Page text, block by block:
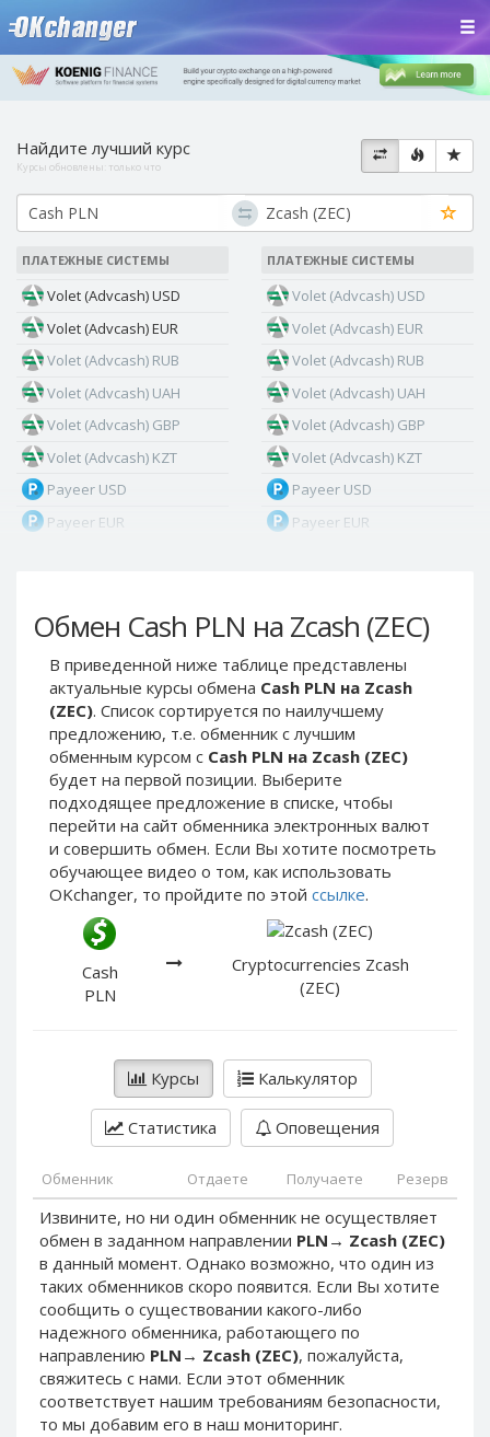
Обмен Cash PLN на Zcash (ZEC)
В приведенной ниже таблице представлены
актуальные курсы обмена Cash PLN на Zcash
(ZEC). Список сортируется по наилучшему
предложению, т.е. обменник с лучшим
обменным курсом с Cash PLN на Zcash (ZEC)
будет на первой позиции. Выберите
подходящее предложение в списке, чтобы
перейти на сайт обменника электронных валют
и совершить обмен. Если Вы хотите посмотреть
обучающее видео о том, как использовать
OKchanger, то пройдите по этой ссылке.
Cash
PLN
Cryptocurrencies Zcash
(ZEC)
Курсы Калькулятор
Статистика Оповещения
Обменник Отдаете Получаете Резерв
Извините, но ни один обменник не осуществляет
обмен в заданном направлении PLN → Zcash (ZEC)
в данный момент. Однако возможно, что один из
таких обменников скоро появится. Если Вы хотите
сообщить о существовании какого-либо
надежного обменника, работающего по
направлению PLN → Zcash (ZEC), пожалуйста,
свяжитесь с нами. Если этот обменник
соответствует нашим требованиям безопасности,
то мы добавим его в наш мониторинг.
Найдите лучший курс
Курсы обновлены: только что
ПЛАТЕЖНЫЕ СИСТЕМЫ
Volet (Advcash) USD
Volet (Advcash) EUR
Volet (Advcash) RUB
Volet (Advcash) UAH
Volet (Advcash) GBP
Volet (Advcash) KZT
Payeer USD
Payeer EUR
Payeer Tether ERC20
(USDT)
Payeer UAH
ЮMoney RUB
ЮMoney KZT
PayPal USD
PayPal EUR
PayPal GBP
PayPal CAD
PayPal AUD
PayPal RUB
PayPal DKK
PayPal JPY
PayPal NOK
PayPal PLN
PayPal SGD
PayPal SEK
PayPal CHF
PayPal MYR
Webmoney WMZ
Webmoney WMR
Webmoney WME
Webmoney WMU
ПЛАТЕЖНЫЕ СИСТЕМЫ
Volet (Advcash) USD
Volet (Advcash) EUR
Volet (Advcash) RUB
Volet (Advcash) UAH
Volet (Advcash) GBP
Volet (Advcash) KZT
Payeer USD
Payeer EUR
Payeer Tether ERC20
(USDT)
Payeer UAH
ЮMoney KZT
PayPal USD
PayPal EUR
PayPal GBP
PayPal AUD
PayPal RUB
PayPal CZK
PayPal DKK
PayPal JPY
PayPal NZD
PayPal NOK
PayPal PLN
PayPal SGD
PayPal SEK
PayPal CHF
PayPal MYR
Webmoney WMZ
Webmoney WMR
Webmoney WME
Webmoney WMU